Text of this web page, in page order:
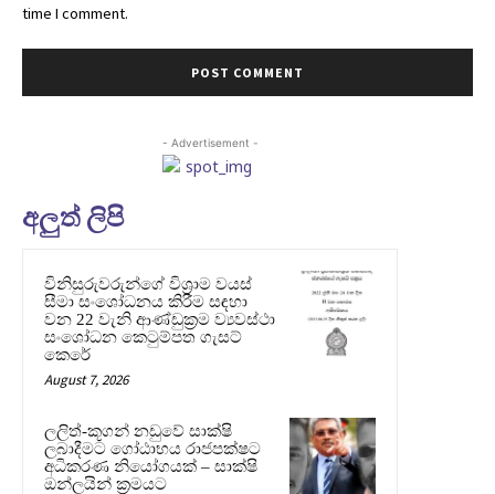
time I comment.
- Advertisement -
අලුත් ලිපි
විනිසුරුවරුන්ගේ විශ්‍රාම වයස්
සීමා සංශෝධනය කිරීම සඳහා
වන 22 වැනි ආණ්ඩුක්‍රම ව්‍යවස්ථා
සංශෝධන කෙටුම්පත ගැසට්
කෙරේ
August 7, 2026
ලලිත්-කූගන් නඩුවේ සාක්ෂි
ලබාදීමට ගෝඨාභය රාජපක්ෂට
අධිකරණ නියෝගයක් – සාක්ෂි
ඔන්ලයින් ක්‍රමයට